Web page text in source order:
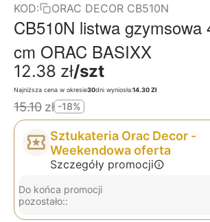
KOD: ORAC DECOR CB510N
CB510N listwa gzymsowa
cm ORAC BASIXX
12.38 zł/szt
Najniższa cena w okresie30dni wyniosła:14.30 Zł
15.10 zł -18%
Sztukateria Orac Decor -
Weekendowa oferta
Szczegóły promocji
Do końca promocji
pozostało::